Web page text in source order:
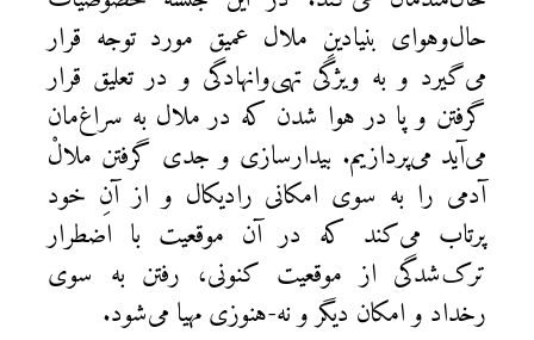
حال‌و‌هوای بنيادينِ ملال عميق مورد توجه قرار
می‌گيرد و به ويژگی تهی‌وانهادگی و در تعليق قرار
گرفتن و پا در هوا شدن كه در ملال به سراغ‌مان
می‌آيد می‌پردازیم. بيدارسازی و جدی گرفتن ملالْ
آدمی را به سوی امكانی راديكال و از آنِ خود
پرتاب می‌كند كه در آن موقعيت با اضطرار
ترک‌شدگی از موقعيت کنونی، رفتن به سوی
رخداد و امکان ديگر و نه-هنوزی مهيا می‌شود.